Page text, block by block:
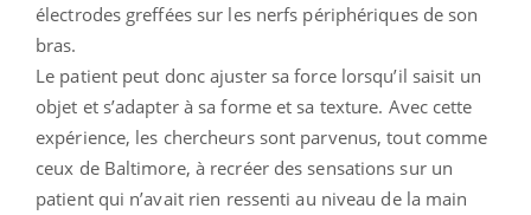
électrodes greffées sur les nerfs périphériques de son
bras.
Le patient peut donc ajuster sa force lorsqu’il saisit un
objet et s’adapter à sa forme et sa texture. Avec cette
expérience, les chercheurs sont parvenus, tout comme
ceux de Baltimore, à recréer des sensations sur un
patient qui n’avait rien ressenti au niveau de la main